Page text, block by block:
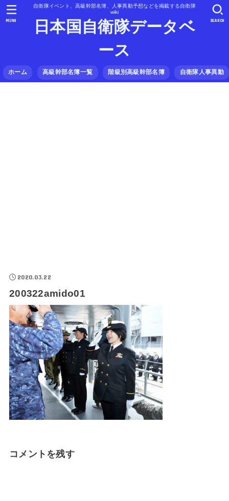
自衛隊イベント、高級幹部名簿、人事異動予想などを掲載する自衛隊
wiki
日本国自衛隊データベ
ース
ホーム 高級幹部名簿一覧 階級別高級幹部名簿 自衛隊人事異動
SEARCH
MENU
2020.03.22
200322amido01
コメントを残す